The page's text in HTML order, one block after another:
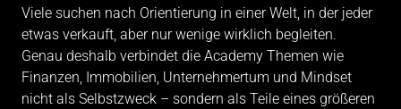
Viele suchen nach Orientierung in einer Welt, in der jeder
etwas verkauft, aber nur wenige wirklich begleiten.
Genau deshalb verbindet die Academy Themen wie
Finanzen, Immobilien, Unternehmertum und Mindset
nicht als Selbstzweck – sondern als Teile eines größeren